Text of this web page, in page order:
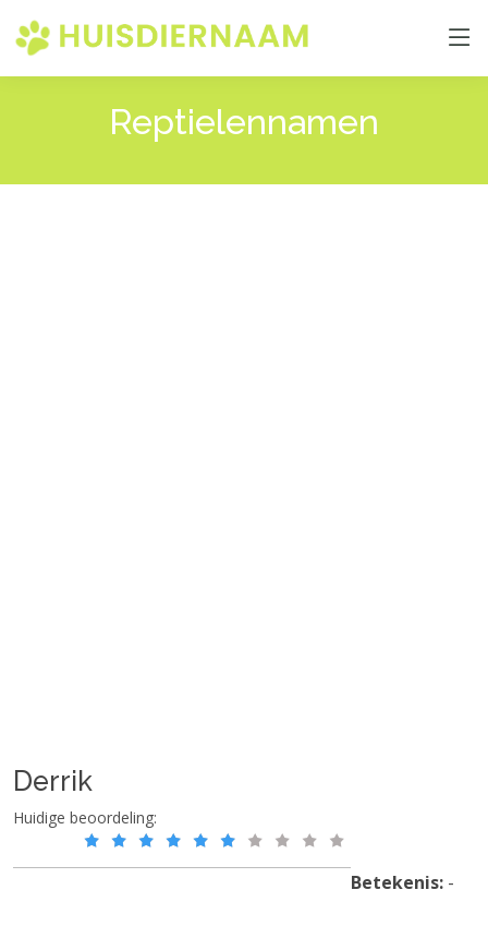
Reptielennamen
Derrik
Huidige beoordeling:
Betekenis: -